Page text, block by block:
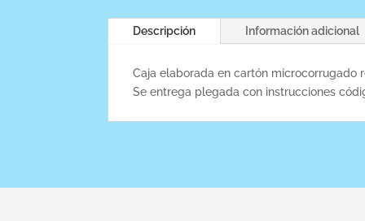
Descripción Información adicional
Caja elaborada en cartón microcorrugado
Se entrega plegada con instrucciones